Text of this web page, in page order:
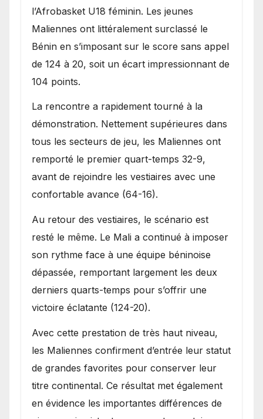
l’Afrobasket U18 féminin. Les jeunes
Maliennes ont littéralement surclassé le
Bénin en s’imposant sur le score sans appel
de 124 à 20, soit un écart impressionnant de
104 points.
La rencontre a rapidement tourné à la
démonstration. Nettement supérieures dans
tous les secteurs de jeu, les Maliennes ont
remporté le premier quart-temps 32-9,
avant de rejoindre les vestiaires avec une
confortable avance (64-16).
Au retour des vestiaires, le scénario est
resté le même. Le Mali a continué à imposer
son rythme face à une équipe béninoise
dépassée, remportant largement les deux
derniers quarts-temps pour s’offrir une
victoire éclatante (124-20).
Avec cette prestation de très haut niveau,
les Maliennes confirment d’entrée leur statut
de grandes favorites pour conserver leur
titre continental. Ce résultat met également
en évidence les importantes différences de